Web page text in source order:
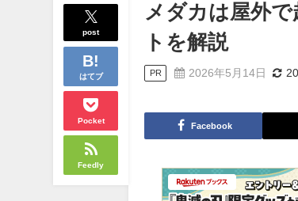
post
はてブ
Pocket
Feedly
メダカは屋外
トを解説
PR 2026年5月14日
Facebook